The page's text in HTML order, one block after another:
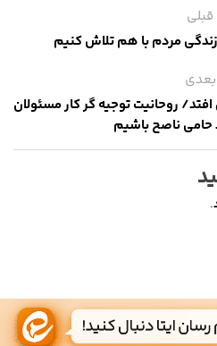
قبلی
مردم با هم تلاش کنیم
بعدی
روحانیت توجیه گر کار مسئولان
حامی ناصح باشیم
.